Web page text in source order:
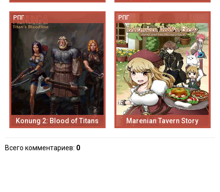
РПГ
Konung 2: Blood of Titans
РПГ
Marenian Tavern Story
Всего комментариев: 0